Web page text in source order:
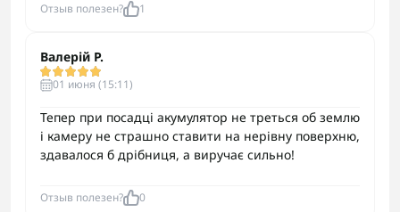
Отзыв полезен? 1
Валерій Р.
01 июня (15:11)
Тепер при посадці акумулятор не треться об землю
і камеру не страшно ставити на нерівну поверхню,
здавалося б дрібниця, а виручає сильно!
Отзыв полезен? 0